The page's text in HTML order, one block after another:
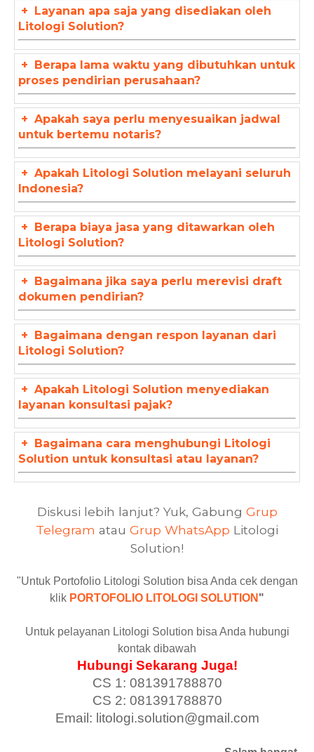
+ Layanan apa saja yang disediakan oleh
Litologi Solution?
+ Berapa lama waktu yang dibutuhkan untuk
proses pendirian perusahaan?
+ Apakah saya perlu menyesuaikan jadwal
untuk bertemu notaris?
+ Apakah Litologi Solution melayani seluruh
Indonesia?
+ Berapa biaya jasa yang ditawarkan oleh
Litologi Solution?
+ Bagaimana jika saya perlu merevisi draft
dokumen pendirian?
+ Bagaimana dengan respon layanan dari
Litologi Solution?
+ Apakah Litologi Solution menyediakan
layanan konsultasi pajak?
+ Bagaimana cara menghubungi Litologi
Solution untuk konsultasi atau layanan?
Diskusi lebih lanjut? Yuk, Gabung Grup
Telegram atau Grup WhatsApp Litologi
Solution!
"Untuk Portofolio Litologi Solution bisa Anda cek dengan
klik PORTOFOLIO LITOLOGI SOLUTION "
Untuk pelayanan Litologi Solution bisa Anda hubungi
kontak dibawah
Hubungi Sekarang Juga!
CS 1: 081391788870
CS 2: 081391788870
Email: litologi.solution@gmail.com